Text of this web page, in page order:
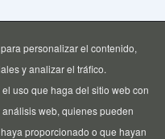
personalizar el contenido,
y analizar el tráfico.
uso que haga del sitio web con
web, quienes pueden
proporcionado o que hayan